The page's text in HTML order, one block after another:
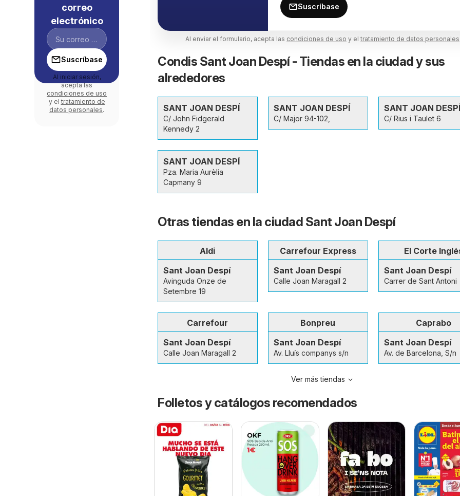
Suscríbase
Al enviar el formulario, acepta las condiciones de uso y el tratamiento de datos personales
Condis Sant Joan Despí - Tiendas en la ciudad y sus
alrededores
SANT JOAN DESPÍ
C/ John Fidgerald
Kennedy 2
SANT JOAN DESPÍ
C/ Major 94-102,
SANT JOAN DESPÍ
C/ Rius i Taulet 6
SANT JOAN DESPÍ
Pza. Maria Aurèlia
Capmany 9
Otras tiendas en la ciudad Sant Joan Despí
Aldi
Sant Joan Despí
Avinguda Onze de
Setembre 19
Carrefour Express
Sant Joan Despí
Calle Joan Maragall 2
El Corte
Sant Joan Despí
Carrer de Sant Antoni
Carrefour
Sant Joan Despí
Calle Joan Maragall 2
Bonpreu
Sant Joan Despí
Av. Lluís companys s/n
Caprabo
Sant Joan Despí
Av. de Barcelona, S/n
Ver más tiendas
Folletos y catálogos recomendados
correo
electrónico
Suscríbase
Al iniciar sesión,
acepta las
condiciones de uso
y el tratamiento de
datos personales.